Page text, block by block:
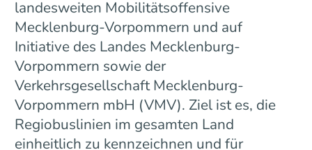
landesweiten Mobilitätsoffensive
Mecklenburg-Vorpommern und auf
Initiative des Landes Mecklenburg-
Vorpommern sowie der
Verkehrsgesellschaft Mecklenburg-
Vorpommern mbH (VMV). Ziel ist es, die
Regiobuslinien im gesamten Land
einheitlich zu kennzeichnen und für